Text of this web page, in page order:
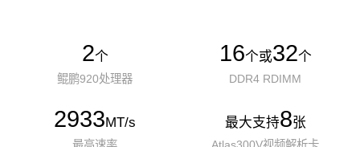
2个
鲲鹏920处理器
16个或32个
DDR4 RDIMM
2933MT/s 最大支持8张